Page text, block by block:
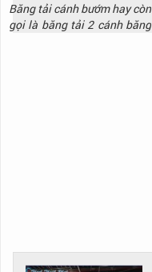
01
Băng tải cánh bướm hay còn
gọi là băng tải 2 cánh băng